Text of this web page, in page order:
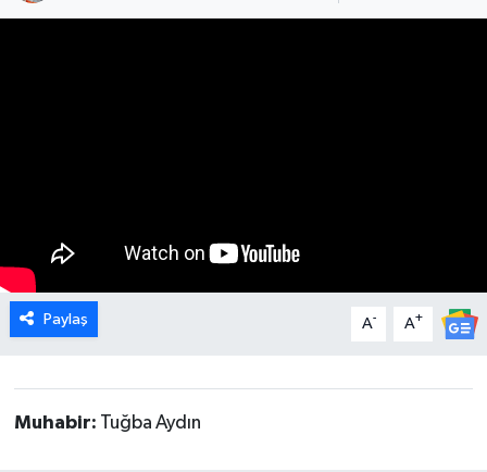
Paylaş A- A+
Muhabir: Tuğba Aydın
DÜNYA
BİLİM VE TEKNOLOJİ
GENEL
HABERDE İNSAN